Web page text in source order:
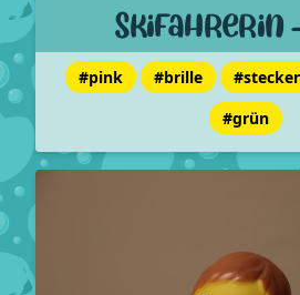
Skifahrerin
#pink #brille
#grün